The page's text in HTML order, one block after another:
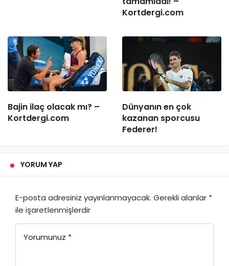
Kortdergi.com
Bajin ilaç olacak mı? –
Kortdergi.com
Dünyanın en çok
kazanan sporcusu
Federer!
YORUM YAP
E-posta adresiniz yayınlanmayacak. Gerekli alanlar *
ile işaretlenmişlerdir
Yorumunuz *